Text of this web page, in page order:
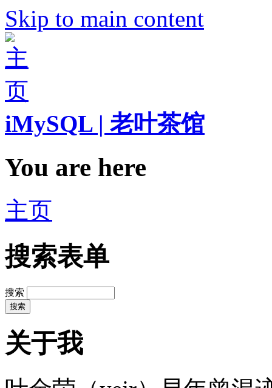
Skip to main content
iMySQL | 老叶茶馆
You are here
主页
搜索表单
搜索
关于我